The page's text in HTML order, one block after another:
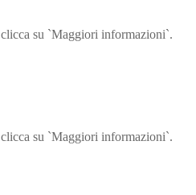
su `Maggiori informazioni`.
su `Maggiori informazioni`.